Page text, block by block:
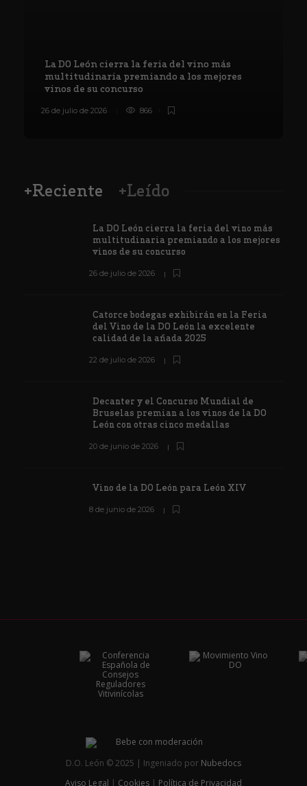
La DO León cierra la feria del vino más
multitudinaria premiando a los mejores
vinos de su concurso
26 de julio de 2026 866
+Reciente +Leído
La DO León cierra la feria del vino más
multitudinaria premiando a los mejores
vinos de su concurso
26 de julio de 2026
Catorce bodegas exhibirán en la Feria
del Vino de la DO León la excelente
calidad de la añada 2025
22 de julio de 2026
Decanter y el Concurso Mundial de
Bruselas premian a los vinos de la DO
León con otras cinco medallas
20 de junio de 2026
Vino de la DO León para León XIV
8 de junio de 2026
D.O. León © 2025 | Ingeniado por Nubedocs
Aviso Legal | Cookies | Política de Privacidad